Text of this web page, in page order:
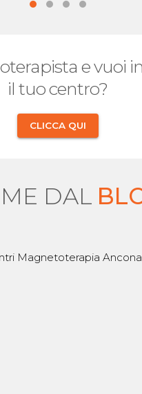
e vuoi
il tuo centro?
CLICCA QUI
DAL